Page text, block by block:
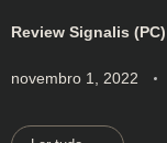
Review Signalis
novembro 1, 2022